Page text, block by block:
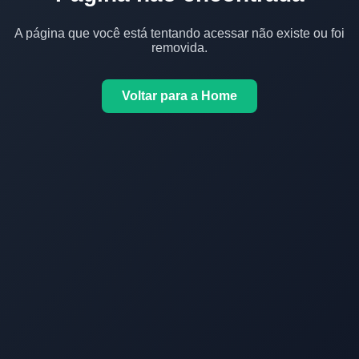
A página que você está tentando acessar não existe ou foi
removida.
Voltar para a Home